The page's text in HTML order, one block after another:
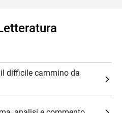
difficile cammino da